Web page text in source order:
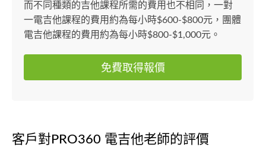
而不同種類的吉他課程所需的費用也不相同，一對
一電吉他課程的費用約為每小時$600-$800元，團體
電吉他課程的費用約為每小時$800-$1,000元。
免費取得報價
客戶對PRO360 電吉他老師的評價